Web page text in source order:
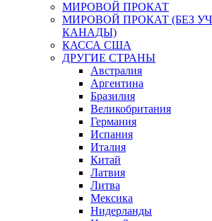
МИРОВОЙ ПРОКАТ
МИРОВОЙ ПРОКАТ (БЕЗ
КАНАДЫ)
КАССА США
ДРУГИЕ СТРАНЫ
Австралия
Аргентина
Бразилия
Великобритания
Германия
Испания
Италия
Китай
Латвия
Литва
Мексика
Нидерланды